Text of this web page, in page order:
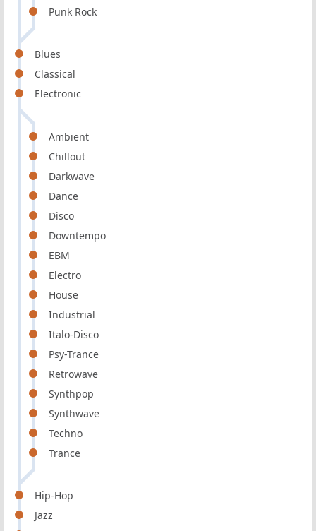
Punk Rock
Blues
Classical
Electronic
Ambient
Chillout
Darkwave
Dance
Disco
Downtempo
EBM
Electro
House
Industrial
Italo-Disco
Psy-Trance
Retrowave
Synthpop
Synthwave
Techno
Trance
Hip-Hop
Jazz